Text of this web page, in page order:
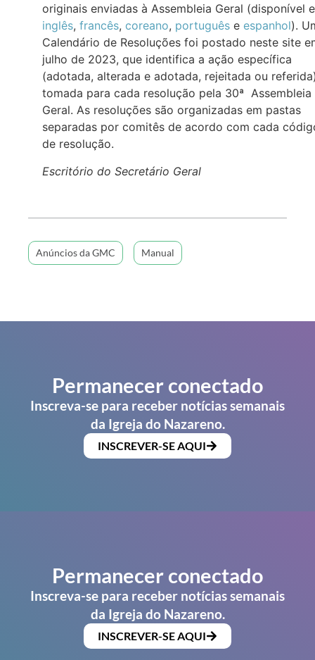
originais enviadas à Assembleia Geral (disponível
inglês, francês, coreano, português e espanhol).
Calendário de Resoluções foi postado neste site
julho de 2023, que identifica a ação específica
(adotada, alterada e adotada, rejeitada ou
tomada para cada resolução pela 30ª Assembleia
Geral. As resoluções são organizadas em pastas
separadas por comitês de acordo com cada
de resolução.
Escritório do Secretário Geral
Anúncios da GMC Manual
Permanecer conectado
Inscreva-se para receber notícias semanais
da Igreja do Nazareno.
INSCREVER-SE AQUI
Permanecer conectado
Inscreva-se para receber notícias semanais
da Igreja do Nazareno.
INSCREVER-SE AQUI